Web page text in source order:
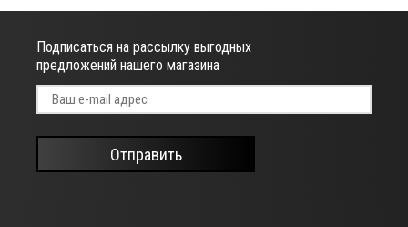
Подписаться на рассылку выгодных
предложений нашего магазина
Отправить